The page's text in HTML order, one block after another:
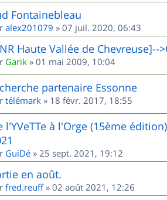
Fontainebleau
alex201079 » 07 juil. 2020, 06:43
Haute Vallée de
Garik » 01 mai 2009, 10:04
partenaire Essonne
télémark » 18 févr. 2017, 18:55
l'YVeTTe à l'Orge (15ème
GuiDé » 25 sept. 2021, 19:12
en août.
fred.reuff» 02 août 2021, 12:26